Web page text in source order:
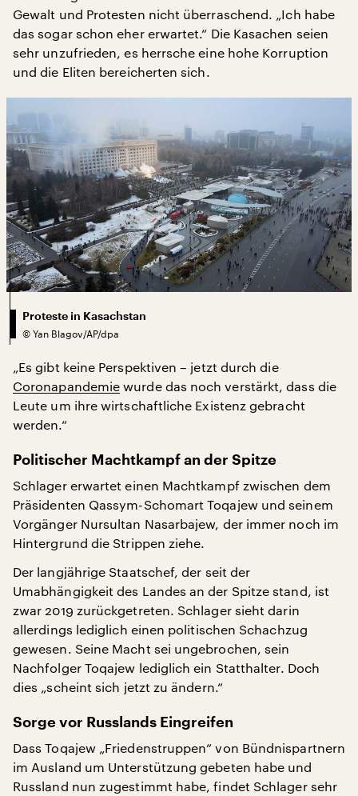
Gewalt und Protesten nicht überraschend. „Ich habe
das sogar schon eher erwartet.“ Die Kasachen seien
sehr unzufrieden, es herrsche eine hohe Korruption
und die Eliten bereicherten sich.
Proteste in Kasachstan
© Yan Blagov/AP/dpa
„Es gibt keine Perspektiven – jetzt durch die
Coronapandemie wurde das noch verstärkt, dass die
Leute um ihre wirtschaftliche Existenz gebracht
werden.“
Politischer Machtkampf an der Spitze
Schlager erwartet einen Machtkampf zwischen dem
Präsidenten Qassym-Schomart Toqajew und seinem
Vorgänger Nursultan Nasarbajew, der immer noch im
Hintergrund die Strippen ziehe.
Der langjährige Staatschef, der seit der
Umabhängigkeit des Landes an der Spitze stand, ist
zwar 2019 zurückgetreten. Schlager sieht darin
allerdings lediglich einen politischen Schachzug
gewesen. Seine Macht sei ungebrochen, sein
Nachfolger Toqajew lediglich ein Statthalter. Doch
dies „scheint sich jetzt zu ändern.“
Sorge vor Russlands Eingreifen
Dass Toqajew „Friedenstruppen“ von Bündnispartnern
im Ausland um Unterstützung gebeten habe und
Russland nun zugestimmt habe, findet Schlager sehr